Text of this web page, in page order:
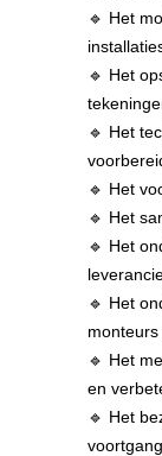
🔹 Het
🔹 Het
🔹 Het
🔹 Het
🔹 Het
🔹 Het
🔹 Het
🔹 Het
en
🔹 Het